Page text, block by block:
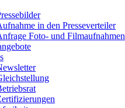
in den Presseverteiler
Foto- und Filmaufnahmen